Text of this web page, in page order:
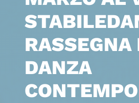
RASSEGNA
DANZA